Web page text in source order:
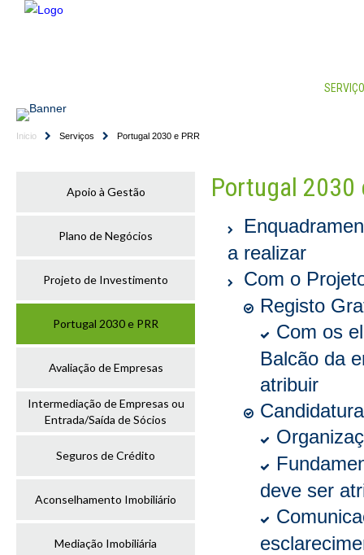
Inicio Serviços Portugal 2030 e PRR
Apoio à Gestão
Plano de Negócios
Projeto de Investimento
Portugal 2030 e PRR
Avaliação de Empresas
Intermediação de Empresas ou
Entrada/Saída de Sócios
Seguros de Crédito
Aconselhamento Imobiliário
Mediação Imobiliária
Portugal 2030
a realizar
Com o
Registo
Com os
Balcão da
atribuir
deve ser